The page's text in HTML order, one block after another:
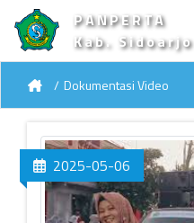
PANPERTA
Kab. Sidoarjo
Dokumentasi Video
2025-05-06